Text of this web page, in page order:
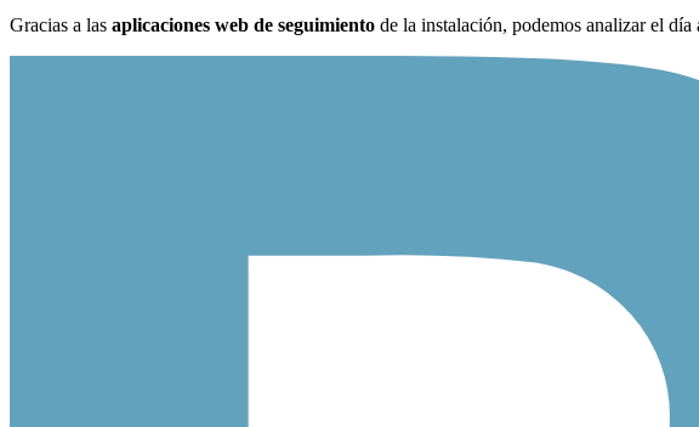
Gracias a las aplicaciones web de seguimiento de la instalación, podemos analizar el día